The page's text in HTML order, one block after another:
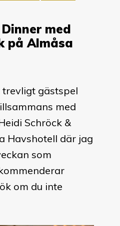
med
på Almåsa
trevligt gästspel
med
Schröck &
Havshotell där jag
som
om du inte